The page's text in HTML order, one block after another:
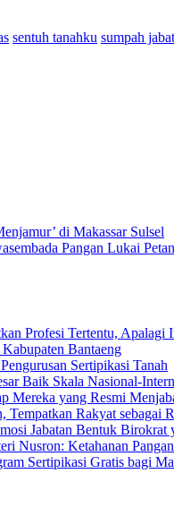
sentuh tanahku sumpah
di Makassar Sulsel
Pangan Lukai
Profesi Tertentu, Apalagi
Bantaeng
Sertipikasi Tanah
Baik Skala Nasional-
Mereka yang Resmi
Rakyat sebagai
Jabatan Bentuk Birokrat
Nusron: Ketahanan
Sertipikasi Gratis bagi